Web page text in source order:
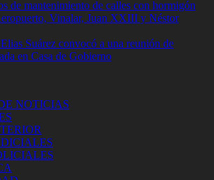
de mantenimiento de calles con hormigón
Vinalar, Juan XXIII y Néstor
Suárez convocó a una reunión de
en Casa de Gobierno
NOTICIAS